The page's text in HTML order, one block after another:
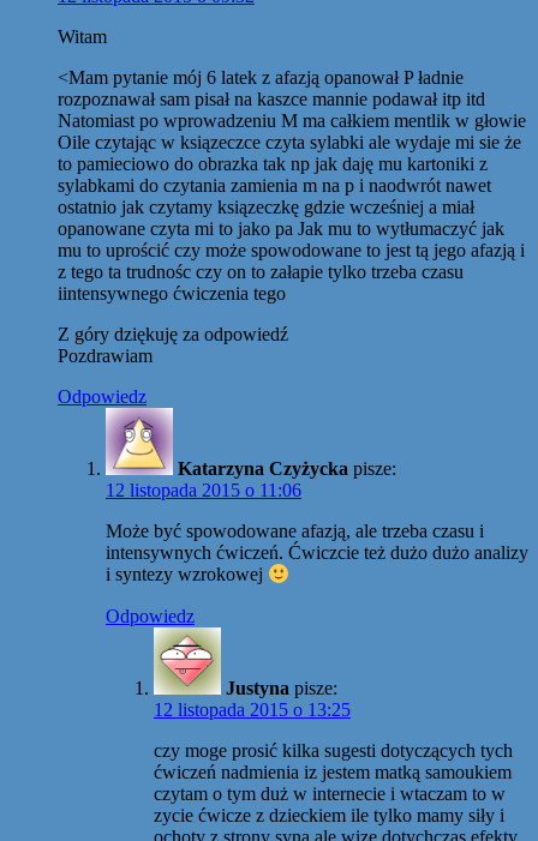
Witam
<Mam pytanie mój 6 latek z afazją opanował P ładnie
rozpoznawał sam pisał na kaszce mannie podawał itp itd
Natomiast po wprowadzeniu M ma całkiem mentlik w głowie
Oile czytając w ksiązeczce czyta sylabki ale wydaje mi sie że
to pamieciowo do obrazka tak np jak daję mu kartoniki z
sylabkami do czytania zamienia m na p i naodwrót nawet
ostatnio jak czytamy ksiązeczkę gdzie wcześniej a miał
opanowane czyta mi to jako pa Jak mu to wytłumaczyć jak
mu to uprościć czy może spowodowane to jest tą jego afazją i
z tego ta trudnośc czy on to załapie tylko trzeba czasu
iintensywnego ćwiczenia tego
Z góry dziękuję za odpowiedź
Pozdrawiam
Odpowiedz
Katarzyna Czyżycka pisze:
12 listopada 2015 o 11:06
Może być spowodowane afazją, ale trzeba czasu i
intensywnych ćwiczeń. Ćwiczcie też dużo dużo analizy
i syntezy wzrokowej
Odpowiedz
Justyna pisze:
12 listopada 2015 o 13:25
czy moge prosić kilka sugesti dotyczących tych
ćwiczeń nadmienia iz jestem matką samoukiem
czytam o tym duż w internecie i wtaczam to w
zycie ćwicze z dzieckiem ile tylko mamy siły i
ochoty z strony syna ale wize dotychczas efekty